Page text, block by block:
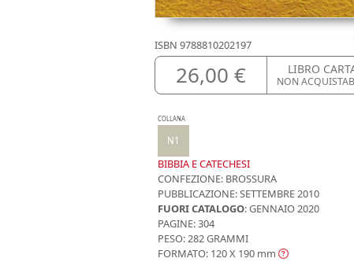
ISBN 9788810202197
26,00 € LIBRO
NON
COLLANA
N1
BIBBIA E CATECHESI
CONFEZIONE: BROSSURA
PUBBLICAZIONE:SETTEMBRE 2010
FUORI CATALOGO: GENNAIO 2020
PAGINE: 304
PESO: 282 GRAMMI
FORMATO: 120 X 190 mm